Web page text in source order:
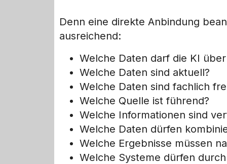
Denn eine direkte Anbindung
ausreichend:
Welche Daten darf die KI
Welche Daten sind aktuell?
Welche Daten sind fachlich
Welche Quelle ist führend?
Welche Informationen sind
Welche Daten dürfen
Welche Ergebnisse müssen
Welche Systeme dürfen